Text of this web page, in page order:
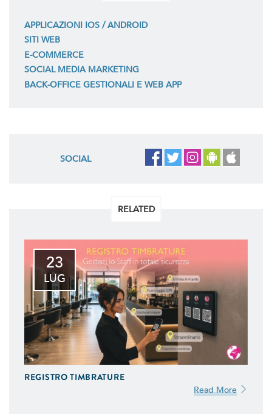
APPLICAZIONI IOS / ANDROID
SITI WEB
E-COMMERCE
SOCIAL MEDIA MARKETING
BACK-OFFICE GESTIONALI E WEB APP
SOCIAL
RELATED
23
LUG
REGISTRO TIMBRATURE
Read More